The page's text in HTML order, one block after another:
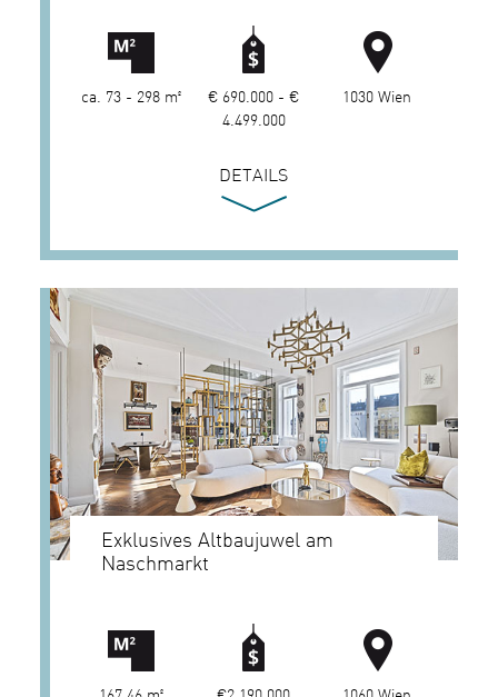
ca. 73 - 298 m²
€ 690.000 - €
4.499.000
1030 Wien
DETAILS
Exklusives Altbaujuwel am
Naschmarkt